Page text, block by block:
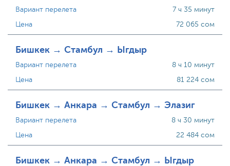
Вариант перелета
Цена
7 ч 35 минут
72 065 сом
Бишкек → Стамбул → Ыгдыр
Вариант перелета
Цена
8 ч 10 минут
81 224 сом
Бишкек → Анкара → Стамбул → Элазиг
Вариант перелета
Цена
8 ч 30 минут
22 484 сом
Бишкек → Анкара → Стамбул → Ыгдыр